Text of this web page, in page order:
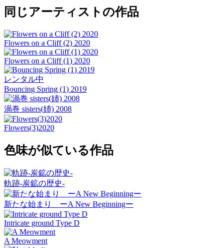
同じアーティストの作品
Flowers on a Cliff (2) 2020
Flowers on a Cliff (1) 2020
レンタル中
Bouncing Spring (1) 2019
渦巻 sisters(姉) 2008
Flowers(3)2020
色味が似ている作品
軌跡-炭鉱の歴史-
新たな始まり ーA New Beginningー
Intricate ground Type D
A Meowment